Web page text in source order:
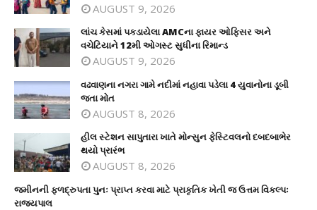
AUGUST 9, 2026
લાંચ કેસમાં પકડાયેલા AMCના ફાયર ઓફિસર અને
વચેટિયાને 12મી ઓગસ્ટ સુધીના રિમાન્ડ
AUGUST 9, 2026
વઢવાણના નગરા ગામે નદીમાં નહાવા પડેલા 4 યુવાનોના ડૂબી
જતા મોત
AUGUST 8, 2026
હીલ સ્ટેશન સાપુતારા ખાતે મોન્સુન ફેસ્ટિવલનો દબદબાભેર
થયો પ્રારંભ
AUGUST 8, 2026
જમીનની ફળદ્રુપતા પુનઃ પ્રાપ્ત કરવા માટે પ્રાકૃતિક ખેતી જ ઉત્તમ વિકલ્પઃ
રાજ્યપાલ